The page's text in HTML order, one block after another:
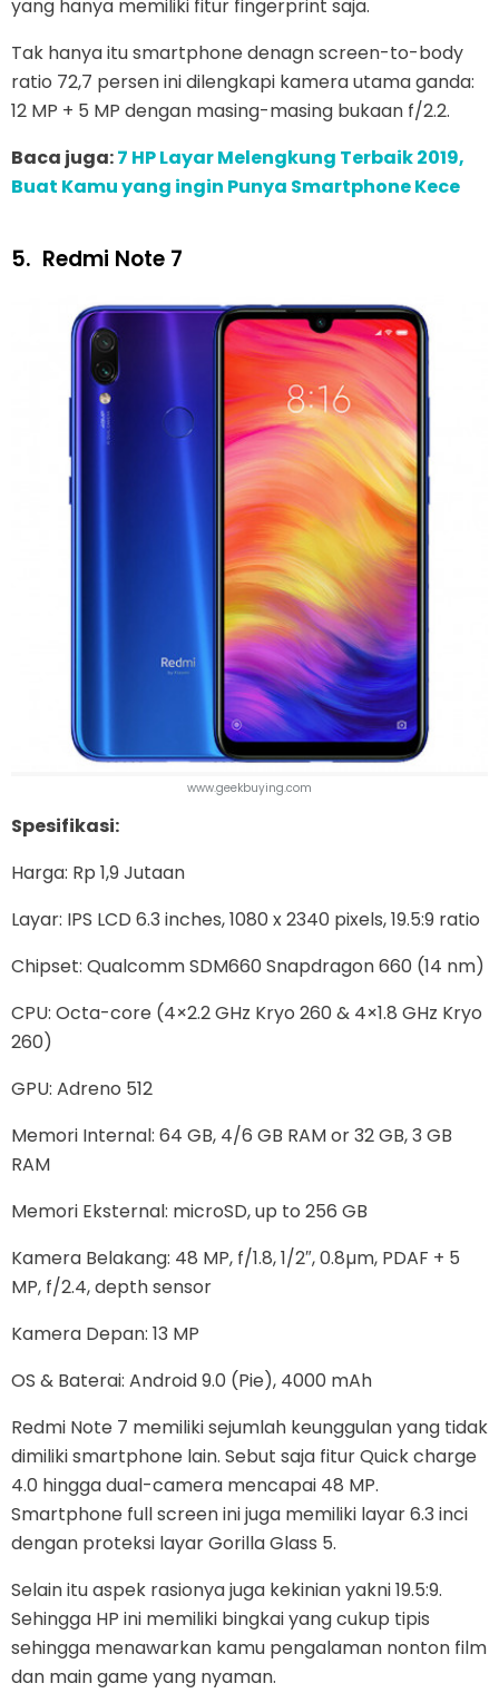
yang hanya memiliki fitur fingerprint saja.
Tak hanya itu smartphone denagn screen-to-body
ratio 72,7 persen ini dilengkapi kamera utama ganda:
12 MP + 5 MP dengan masing-masing bukaan f/2.2.
Baca juga:7 HP Layar Melengkung Terbaik 2019,
Buat Kamu yang ingin Punya Smartphone Kece
5. Redmi Note 7
www.geekbuying.com
Spesifikasi:
Harga: Rp 1,9 Jutaan
Layar: IPS LCD 6.3 inches, 1080 x 2340 pixels, 19.5:9 ratio
Chipset: Qualcomm SDM660 Snapdragon 660 (14 nm)
CPU: Octa-core (4×2.2 GHz Kryo 260 & 4×1.8 GHz Kryo
260)
GPU: Adreno 512
Memori Internal: 64 GB, 4/6 GB RAM or 32 GB, 3 GB
RAM
Memori Eksternal: microSD, up to 256 GB
Kamera Belakang: 48 MP, f/1.8, 1/2″, 0.8µm, PDAF + 5
MP, f/2.4, depth sensor
Kamera Depan: 13 MP
OS & Baterai: Android 9.0 (Pie), 4000 mAh
Redmi Note 7 memiliki sejumlah keunggulan yang tidak
dimiliki smartphone lain. Sebut saja fitur Quick charge
4.0 hingga dual-camera mencapai 48 MP.
Smartphone full screen ini juga memiliki layar 6.3 inci
dengan proteksi layar Gorilla Glass 5.
Selain itu aspek rasionya juga kekinian yakni 19.5:9.
Sehingga HP ini memiliki bingkai yang cukup tipis
sehingga menawarkan kamu pengalaman nonton film
dan main game yang nyaman.